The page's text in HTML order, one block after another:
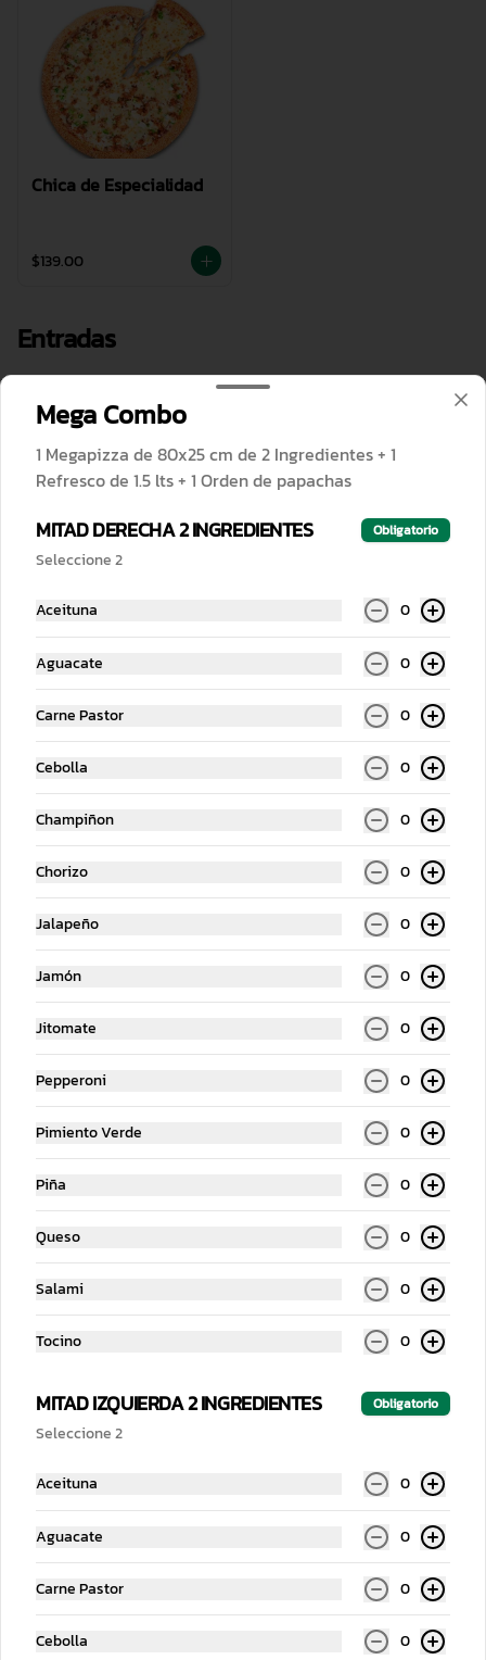
Chica de Especialidad
$139.00
Entradas
Papachas
Postres
Brownie
Bebidas
Mega Combo
1 Megapizza de 80x25 cm de 2 Ingredientes + 1
Refresco de 1.5 lts + 1 Orden de papachas
MITAD DERECHA 2 INGREDIENTES Obligatorio
Seleccione 2
Aceituna 0
Aguacate 0
Carne Pastor 0
Cebolla 0
Champiñon 0
Chorizo 0
Jalapeño 0
Jamón 0
Jitomate 0
Pepperoni 0
Pimiento Verde 0
Piña 0
Queso 0
Salami 0
Tocino 0
MITAD IZQUIERDA 2 INGREDIENTES Obligatorio
Seleccione 2
Aceituna 0
Aguacate 0
Carne Pastor 0
Cebolla 0